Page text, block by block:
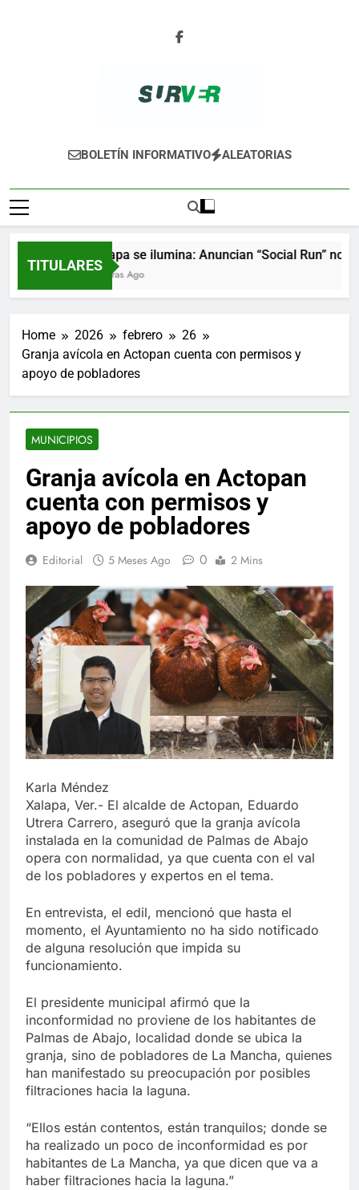
SURVER
BOLETÍN INFORMATIVO ALEATORIAS
TITULARES
Xalapa se ilumina: Anuncian “Social Run”
6 Horas Ago
Home 2026 febrero
26
Granja avícola en Actopan cuenta con permisos y
apoyo de pobladores
MUNICIPIOS
Granja avícola en Actopan
cuenta con permisos y
apoyo de pobladores
Editorial 5 Meses Ago 0 2 Mins
Karla Méndez
Xalapa, Ver.- El alcalde de Actopan, Eduardo
Utrera Carrero, aseguró que la granja avícola
instalada en la comunidad de Palmas de Abajo
opera con normalidad, ya que cuenta con el val
de los pobladores y expertos en el tema.
En entrevista, el edil, mencionó que hasta el
momento, el Ayuntamiento no ha sido notificado
de alguna resolución que impida su
funcionamiento.
El presidente municipal afirmó que la
inconformidad no proviene de los habitantes de
Palmas de Abajo, localidad donde se ubica la
granja, sino de pobladores de La Mancha, quienes
han manifestado su preocupación por posibles
filtraciones hacia la laguna.
“Ellos están contentos, están tranquilos; donde se
ha realizado un poco de inconformidad es por
habitantes de La Mancha, ya que dicen que va a
haber filtraciones hacia la laguna.”